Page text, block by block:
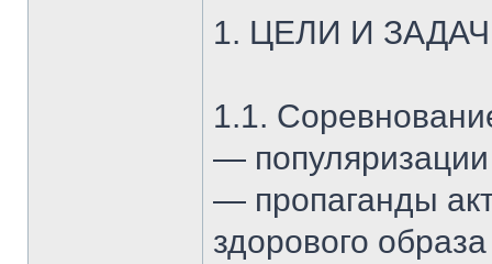
1. ЦЕЛИ И
1.1.
—
— пропаганды
здорового